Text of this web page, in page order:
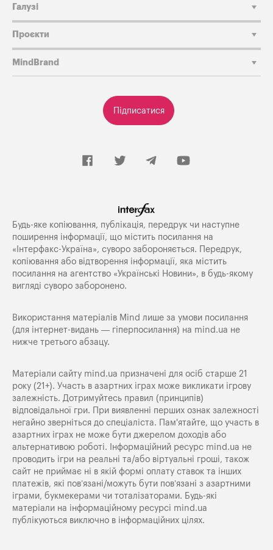
Підписатися
Галузі
Проєкти
MindBrand
Будь-яке копiювання, публiкацiя, передрук чи наступне
поширення iнформацiї, що мiстить посилання на
«Iнтерфакс-Україна», суворо забороняється. Передрук,
копіювання або відтворення інформації, яка містить
посилання на агентство «Українські Новини», в будь-якому
вигляді суворо заборонено.
Використання матеріалів Mind лише за умови посилання
(для інтернет-видань — гіперпосилання) на mind.ua не
нижче третього абзацу.
Матеріали сайту mind.ua призначені для осіб старше 21
року (21+). Участь в азартних іграх може викликати ігрову
залежність. Дотримуйтесь правил (принципів)
відповідальної гри. При виявленні перших ознак залежності
негайно зверніться до спеціаліста. Пам'ятайте, що участь в
азартних іграх не може бути джерелом доходів або
альтернативою роботі. Інформаційний ресурс mind.ua не
проводить ігри на реальні та/або віртуальні гроші, також
сайт не приймає ні в якій формі оплату ставок та інших
платежів, які пов’язані/можуть бути пов’язані з азартними
іграми, букмекерами чи тоталізаторами. Будь-які
матеріали на інформаційному ресурсі mind.ua
публікуються виключно в інформаційних цілях.